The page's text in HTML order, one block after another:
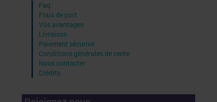
Faq
Frais de port
Vos avantages
Livraison
Paiement sécurisé
Conditions générales de vente
Nous contacter
Crédits